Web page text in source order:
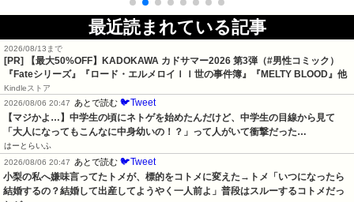
最近読まれている記事
2026/08/13まで
[PR]
【最大50%OFF】KADOKAWA カドサマー2026 第3弾（#男性コミック）
『Fateシリーズ』『ロード・エルメロイＩＩ世の事件簿』『MELTY BLOOD』他
Kindleストア
2026/08/06 20:47
あとで読む 🐦Tweet
【マジかよ…】中学生の頃にネトゲを始めたんだけど、中学生の目線から見て
「大人になってもこんなに中身幼いの！？」って人がいて衝撃だった…
はーとらいふ
2026/08/06 20:47
あとで読む 🐦Tweet
小梨の私へ嫌味言ってたトメが、標的をコトメに変えた→トメ「いつになったら
結婚するの？結婚して出産してようやく一人前よ」普段はスルーするコトメだっ